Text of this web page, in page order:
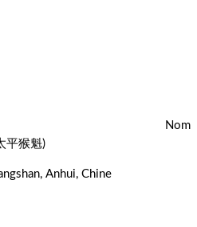
Nom
平猴魁)
Anhui, Chine